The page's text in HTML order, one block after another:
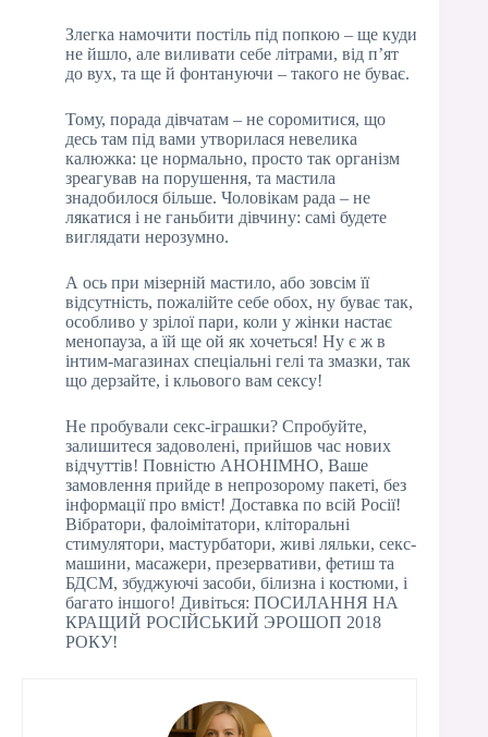
Злегка намочити постіль під попкою – ще куди
не йшло, але виливати себе літрами, від п’ят
до вух, та ще й фонтануючи – такого не буває.
Тому, порада дівчатам – не соромитися, що
десь там під вами утворилася невелика
калюжка: це нормально, просто так організм
зреагував на порушення, та мастила
знадобилося більше. Чоловікам рада – не
лякатися і не ганьбити дівчину: самі будете
виглядати нерозумно.
А ось при мізерній мастило, або зовсім її
відсутність, пожалійте себе обох, ну буває так,
особливо у зрілої пари, коли у жінки настає
менопауза, а їй ще ой як хочеться! Ну є ж в
інтим-магазинах спеціальні гелі та змазки, так
що дерзайте, і кльового вам сексу!
Не пробували секс-іграшки? Спробуйте,
залишитеся задоволені, прийшов час нових
відчуттів! Повністю АНОНІМНО, Ваше
замовлення прийде в непрозорому пакеті, без
інформації про вміст! Доставка по всій Росії!
Вібратори, фалоімітатори, кліторальні
стимулятори, мастурбатори, живі ляльки, секс-
машини, масажери, презервативи, фетиш та
БДСМ, збуджуючі засоби, білизна і костюми, і
багато іншого! Дивіться: ПОСИЛАННЯ НА
КРАЩИЙ РОСІЙСЬКИЙ ЭРОШОП 2018
РОКУ!